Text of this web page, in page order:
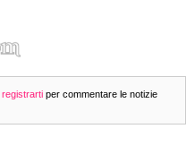
registrarti per commentare le notizie